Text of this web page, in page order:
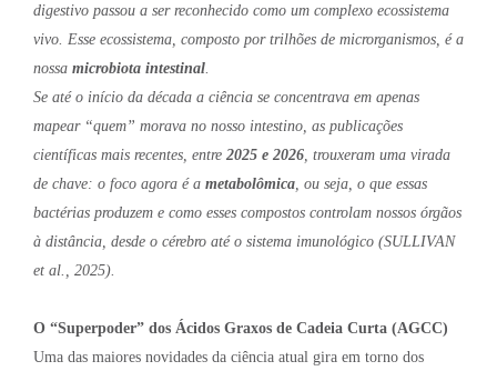
digestivo passou a ser reconhecido como um complexo ecossistema
vivo. Esse ecossistema, composto por trilhões de microrganismos, é a
nossa microbiota intestinal.
Se até o início da década a ciência se concentrava em apenas
mapear “quem” morava no nosso intestino, as publicações
científicas mais recentes, entre 2025 e 2026, trouxeram uma virada
de chave: o foco agora é a metabolômica, ou seja, o que essas
bactérias produzem e como esses compostos controlam nossos órgãos
à distância, desde o cérebro até o sistema imunológico (SULLIVAN
et al., 2025).
O “Superpoder” dos Ácidos Graxos de Cadeia Curta (AGCC)
Uma das maiores novidades da ciência atual gira em torno dos